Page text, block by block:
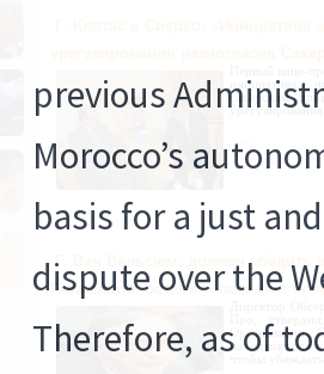
инициатива,
сахарским
Г. Ван Вальсюм, должен убедить
Полисарио, оставить позицию
Организации
находящегося